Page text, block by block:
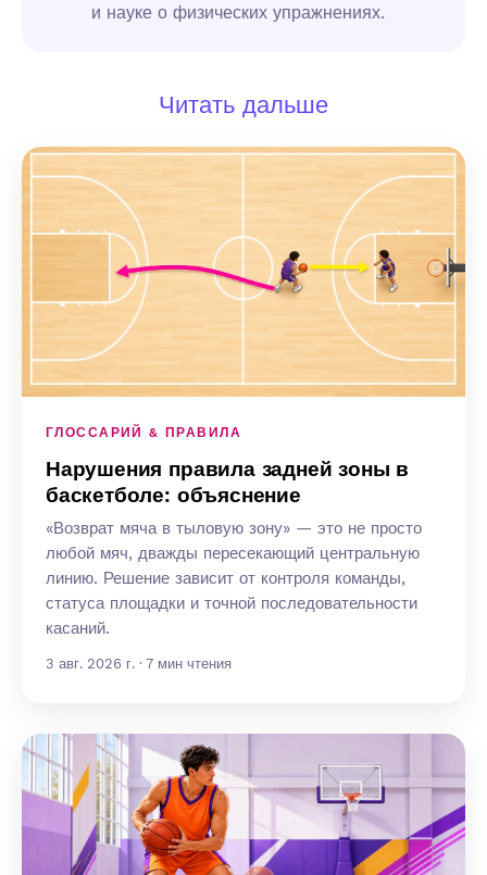
и науке о физических упражнениях.
Читать дальше
ГЛОССАРИЙ & ПРАВИЛА
Нарушения правила задней зоны в
баскетболе: объяснение
«Возврат мяча в тыловую зону» — это не просто
любой мяч, дважды пересекающий центральную
линию. Решение зависит от контроля команды,
статуса площадки и точной последовательности
касаний.
3 авг. 2026 г. · 7 мин чтения